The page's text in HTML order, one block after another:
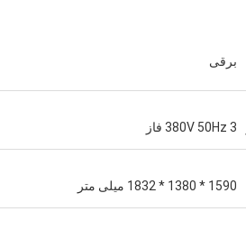
برقی
380V 50Hz 3 فاز
1590 * 1380 * 1832 میلی متر